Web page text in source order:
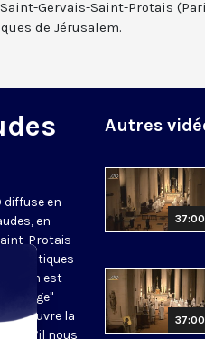
Gervais-Saint-Protais
de Jérusalem.
diffuse en
en
Protais
le nom est
–
qui ouvre la
qu’il nous
Autres
37:00
37:00